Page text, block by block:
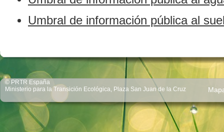
Umbral de información públicaal
© PRTR España
Ministerio para la Transición Ecológica, Plaza San Juan de la Cruz